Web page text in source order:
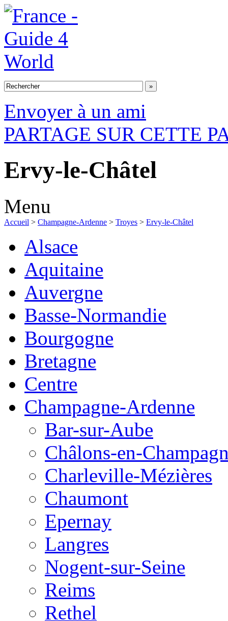
Envoyer à un ami
PARTAGE SUR CETTE
Ervy-le-Châtel
Menu
Accueil > Champagne-Ardenne > Troyes > Ervy-le-Châtel
Alsace
Aquitaine
Auvergne
Basse-Normandie
Bourgogne
Bretagne
Centre
Champagne-Ardenne
Bar-sur-Aube
Châlons-en-
Charleville-Mézières
Chaumont
Epernay
Langres
Nogent-sur-Seine
Reims
Rethel